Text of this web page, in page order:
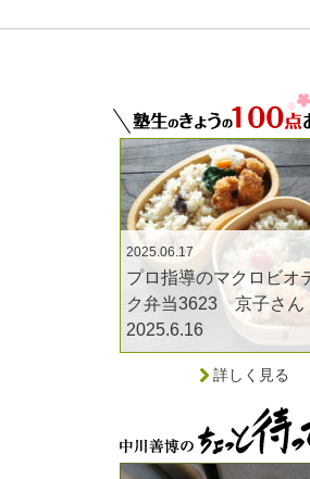
2025.06.17
プロ指導のマクロビオ
ク弁当3623 京子さ
2025.6.16
詳しく見る